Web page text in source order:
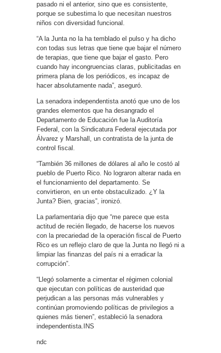
pasado ni el anterior, sino que es consistente,
porque se subestima lo que necesitan nuestros
niños con diversidad funcional.
“A la Junta no la ha temblado el pulso y ha dicho
con todas sus letras que tiene que bajar el número
de terapias, que tiene que bajar el gasto. Pero
cuando hay incongruencias claras, publicitadas en
primera plana de los periódicos, es incapaz de
hacer absolutamente nada”, aseguró.
La senadora independentista anotó que uno de los
grandes elementos que ha desangrado el
Departamento de Educación fue la Auditoría
Federal, con la Sindicatura Federal ejecutada por
Álvarez y Marshall, un contratista de la junta de
control fiscal.
“También 36 millones de dólares al año le costó al
pueblo de Puerto Rico. No lograron alterar nada en
el funcionamiento del departamento. Se
convirtieron, en un ente obstaculizado. ¿Y la
Junta? Bien, gracias”, ironizó.
La parlamentaria dijo que “me parece que esta
actitud de recién llegado, de hacerse los nuevos
con la precariedad de la operación fiscal de Puerto
Rico es un reflejo claro de que la Junta no llegó ni a
limpiar las finanzas del país ni a erradicar la
corrupción”.
“Llegó solamente a cimentar el régimen colonial
que ejecutan con políticas de austeridad que
perjudican a las personas más vulnerables y
continúan promoviendo políticas de privilegios a
quienes más tienen”, estableció la senadora
independentista.INS
ndc